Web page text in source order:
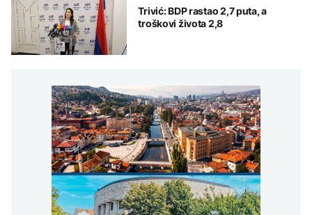
Trivić: BDP rastao 2,7 puta, a
troškovi života 2,8